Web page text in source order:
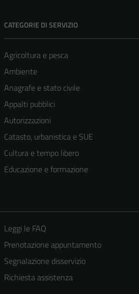
CATEGORIE DI SERVIZIO
Agricoltura e pesca
Ambiente
Anagrafe e stato civile
Appalti pubblici
Autorizzazioni
Catasto, urbanistica e SUE
Cultura e tempo libero
Educazione e formazione
Leggi le FAQ
Prenotazione appuntamento
Segnalazione disservizio
Richiesta assistenza